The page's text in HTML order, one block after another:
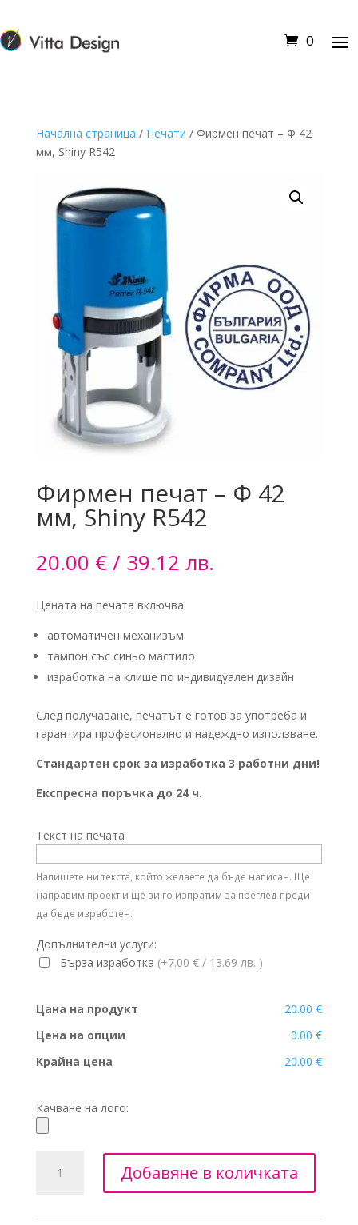
0
Начална страница / Печати / Фирмен печат – Ф 42
мм, Shiny R542
Фирмен печат – Ф 42
мм, Shiny R542
20.00 €/ 39.12 лв.
Цената на печата включва:
автоматичен механизъм
тампон със синьо мастило
изработка на клише по индивидуален дизайн
След получаване, печатът е готов за употреба и
гарантира професионално и надеждно използване.
Стандартен срок за изработка 3 работни дни!
Експресна поръчка до 24 ч.
Текст на печата
Напишете ни текста, който желаете да бъде написан. Ще
направим проект и ще ви го изпратим за преглед преди
да бъде изработен.
Допълнителни услуги:
Бърза изработка (+7.00 €/ 13.69 лв. )
Цана на продукт
20.00 €
Цена на опции
0.00 €
Крайна цена
20.00 €
Качване на лого:
Добавяне в количката